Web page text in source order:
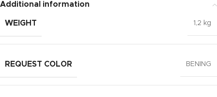
Additional information
WEIGHT 1,2 kg
REQUEST COLOR BENING